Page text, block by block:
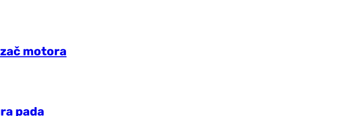
motora
pada